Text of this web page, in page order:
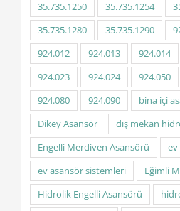
35.735.1250
35.735.1254
35.735.1280
35.735.1290
924.012
924.013 924.014
924.023
924.024 924.050
924.080
924.090 bina içi
Dikey Asansör
dış mekan
Engelli Merdiven Asansörü
ev
ev asansör sistemleri
Eğimli
Hidrolik Engelli Asansörü